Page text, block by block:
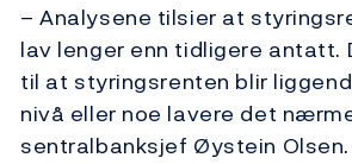
– Analysene tilsier at
lav lenger enn tidligere antatt.
til at styringsrenten blir
nivå eller noe lavere det
sentralbanksjef Øystein Olsen.